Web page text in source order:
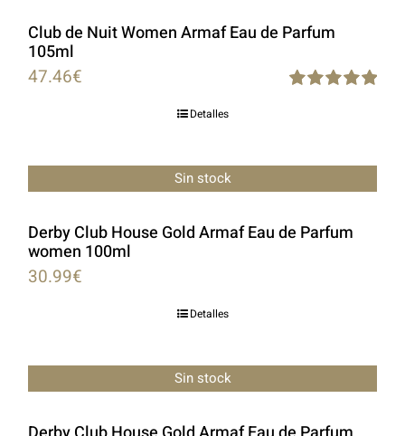
Club de Nuit Women Armaf Eau de Parfum
105ml
47.46€
Detalles
Sin stock
Derby Club House Gold Armaf Eau de Parfum
women 100ml
30.99€
Detalles
Sin stock